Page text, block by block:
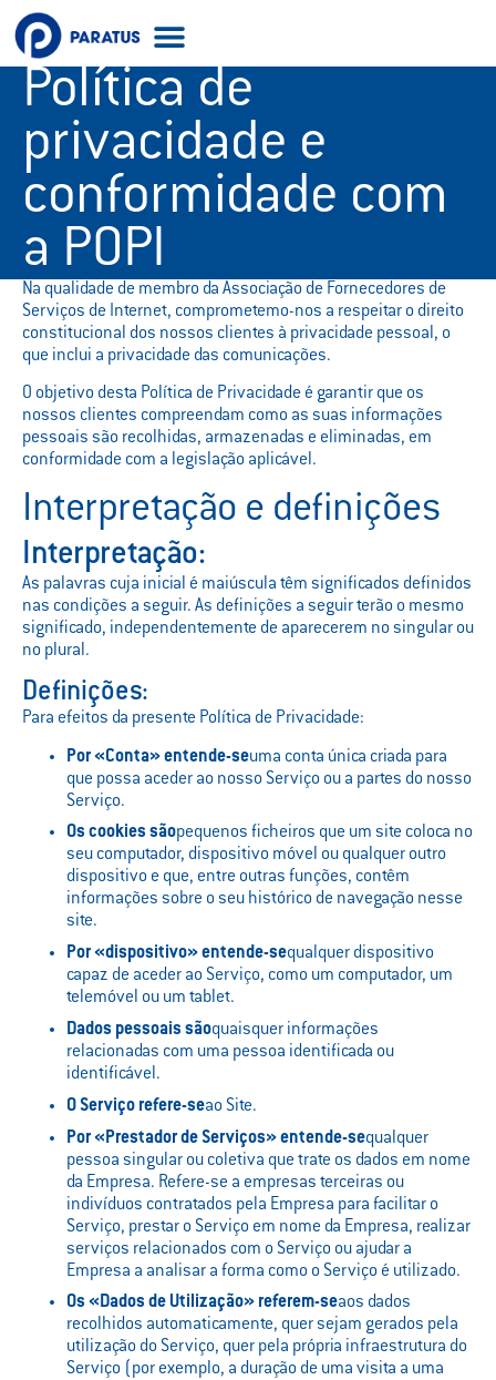
Política de
privacidade e
conformidade com
a POPI
Na qualidade de membro da Associação de Fornecedores de
Serviços de Internet, comprometemo-nos a respeitar o direito
constitucional dos nossos clientes à privacidade pessoal, o
que inclui a privacidade das comunicações.
O objetivo desta Política de Privacidade é garantir que os
nossos clientes compreendam como as suas informações
pessoais são recolhidas, armazenadas e eliminadas, em
conformidade com a legislação aplicável.
Interpretação e definições
Interpretação:
As palavras cuja inicial é maiúscula têm significados definidos
nas condições a seguir. As definições a seguir terão o mesmo
significado, independentemente de aparecerem no singular ou
no plural.
Definições:
Para efeitos da presente Política de Privacidade:
Por «Conta» entende-seuma conta única criada para
que possa aceder ao nosso Serviço ou a partes do nosso
Serviço.
Os cookies sãopequenos ficheiros que um site coloca no
seu computador, dispositivo móvel ou qualquer outro
dispositivo e que, entre outras funções, contêm
informações sobre o seu histórico de navegação nesse
site.
Por «dispositivo» entende-sequalquer dispositivo
capaz de aceder ao Serviço, como um computador, um
telemóvel ou um tablet.
Dados pessoais sãoquaisquer informações
relacionadas com uma pessoa identificada ou
identificável.
O Serviço refere-seao Site.
Por «Prestador de Serviços» entende-sequalquer
pessoa singular ou coletiva que trate os dados em nome
da Empresa. Refere-se a empresas terceiras ou
indivíduos contratados pela Empresa para facilitar o
Serviço, prestar o Serviço em nome da Empresa, realizar
serviços relacionados com o Serviço ou ajudar a
Empresa a analisar a forma como o Serviço é utilizado.
Os «Dados de Utilização» referem-seaos dados
recolhidos automaticamente, quer sejam gerados pela
utilização do Serviço, quer pela própria infraestrutura do
Serviço (por exemplo, a duração de uma visita a uma